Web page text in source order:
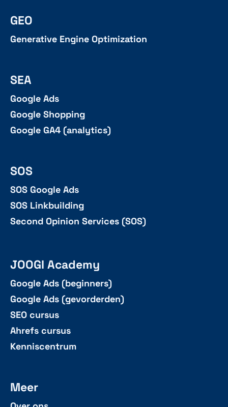
GEO
Generative Engine Optimization
SEA
Google Ads
Google Shopping
Google GA4 (analytics)
SOS
SOS Google Ads
SOS Linkbuilding
Second Opinion Services (SOS)
JOOGI Academy
Google Ads (beginners)
Google Ads (gevorderden)
SEO cursus
Ahrefs cursus
Kenniscentrum
Meer